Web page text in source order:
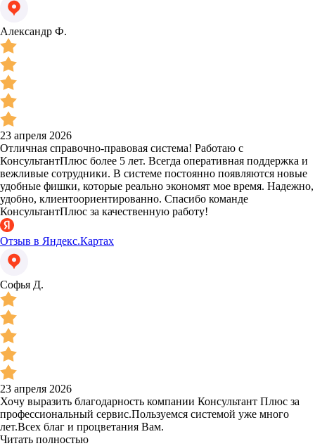
Александр Ф.
23 апреля 2026
Отличная справочно-правовая система! Работаю с
КонсультантПлюс более 5 лет. Всегда оперативная поддержка и
вежливые сотрудники. В системе постоянно появляются новые
удобные фишки, которые реально экономят мое время. Надежно,
удобно, клиентоориентированно. Спасибо команде
КонсультантПлюс за качественную работу!
Отзыв в Яндекс.Картах
Софья Д.
23 апреля 2026
Хочу выразить благодарность компании Консультант Плюс за
профессиональный сервис.Пользуемся системой уже много
лет.Всех благ и процветания Вам.
Читать полностью